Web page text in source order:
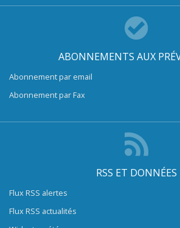
ABONNEMENTS AUX
Abonnement par email
Abonnement par Fax
RSS ET DONNÉES
Flux RSS alertes
Flux RSS actualités